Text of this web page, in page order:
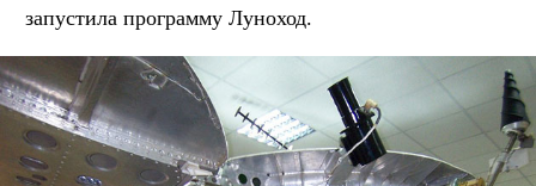
запустила программу Луноход.